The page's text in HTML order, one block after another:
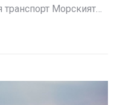
Морският…